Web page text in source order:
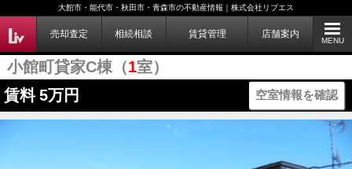
大館市・能代市・秋田市・青森市の不動産情報｜株式会社リブエス
売却査定 相続相談 賃貸管理 店舗案内
MENU
小館町貸家C棟（1室）
賃料 5万円 空室情報を確認